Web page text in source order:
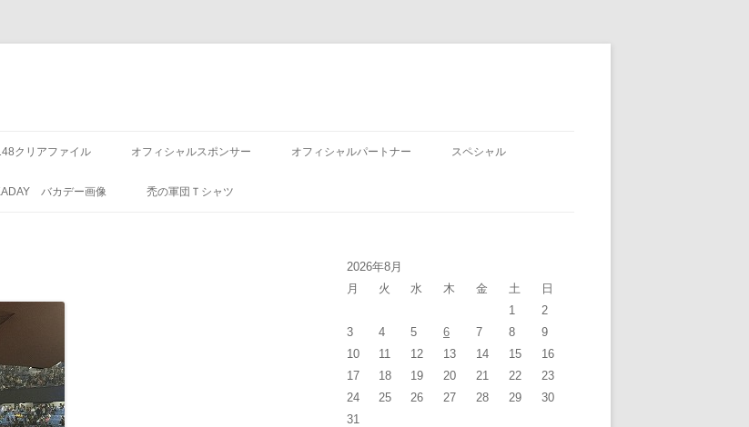
クリアファイル オフィシャルスポンサー オフィシャルパートナー スペシャル
バカデー画像 禿の軍団Ｔシャツ
2026年8月
月
火 水 木 金 土
日
1
2
3
4 5 6 7 8
9
10
11 12 13 14 15
16
17
18 19 20 21 22
23
24
25 26 27 28 29
30
31